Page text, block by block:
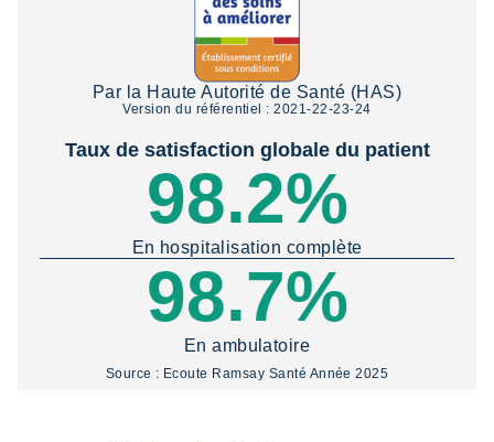
Par la Haute Autorité de Santé (HAS)
Version du référentiel : 2021-22-23-24
Taux de satisfaction globale du patient
98.2%
En hospitalisation complète
98.7%
En ambulatoire
Source : Ecoute Ramsay Santé Année 2025